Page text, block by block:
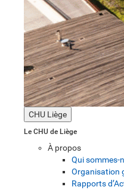
CHU Liège
Le CHU de Liège
À propos
Qui sommes-
Organisation
Rapports